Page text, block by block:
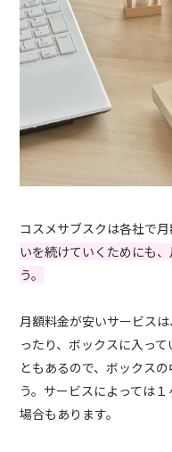
コスメサブスクは各社で月
いを続けていくためにも
う。
月額料金が安いサービス
ったり、ボックスに入っ
ともあるので、ボックス
う。サービスによっては
場合もあります。